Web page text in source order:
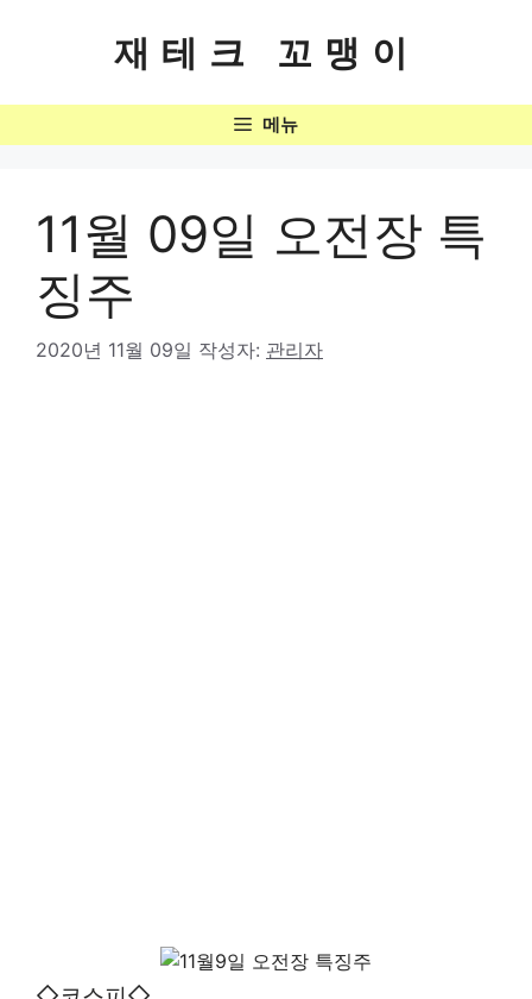
로
재테크 꼬맹이
메뉴
11월 09일 오전장 특
징주
2020년 11월 09일 작성자: 관리자